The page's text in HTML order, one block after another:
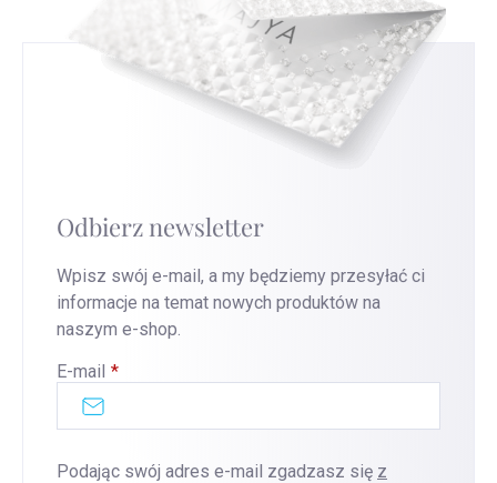
Odbierz newsletter
Wpisz swój e-mail, a my będziemy przesyłać ci
informacje na temat nowych produktów na
naszym e-shop.
E-mail
Podając swój adres e-mail zgadzasz się z